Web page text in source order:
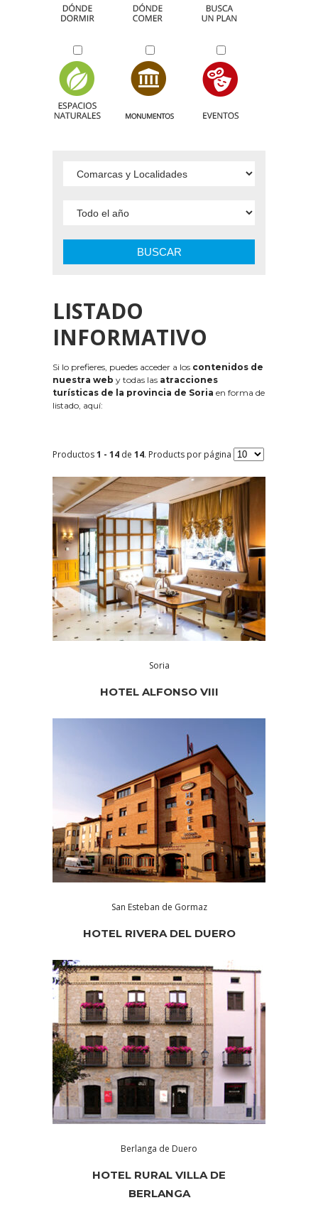
BUSCAR
LISTADO
INFORMATIVO
Si lo prefieres, puedes acceder a los contenidos de
nuestra web y todas las atracciones
turísticas de la provincia de Soria en forma de
listado, aquí:
Productos1 - 14 de 14. Products por página
Soria
HOTEL ALFONSO VIII
San Esteban de Gormaz
HOTEL RIVERA DEL DUERO
Berlanga de Duero
HOTEL RURAL VILLA DE
BERLANGA